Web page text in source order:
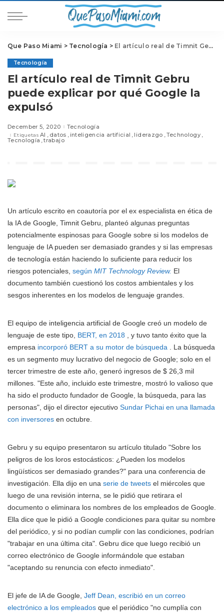
Que Paso Miami > Tecnología > El artículo real de Timnit Gebru puede explicar por qué Google la expulsó
Tecnología
El artículo real de Timnit Gebru
puede explicar por qué Google la
expulsó
December 5, 2020 Tecnología
Etiquetas AI datos inteligencia artificial liderazgo Technology
Tecnología trabajo
Un artículo escrito en coautoría por el ex especialista en ética de
la IA de Google, Timnit Gebru, planteó algunas preguntas
potencialmente espinosas para Google sobre si los modelos de
lenguaje de IA pueden ser demasiado grandes y si las empresas
de tecnología están haciendo lo suficiente para reducir los
riesgos potenciales, según MIT Technology Review. El
documento también cuestionó los costos ambientales y los
sesgos inherentes en los modelos de lenguaje grandes.
El equipo de inteligencia artificial de Google creó un modelo de
lenguaje de este tipo, BERT, en 2018 , y tuvo tanto éxito que la
empresa incorporó BERT a su motor de búsqueda . La búsqueda
es un segmento muy lucrativo del negocio de Google; solo en el
tercer trimestre de este año, generó ingresos de $ 26,3 mil
millones. "Este año, incluido este trimestre, mostró lo valioso que
ha sido el producto fundador de Google, la búsqueda, para las
personas", dijo el director ejecutivo Sundar Pichai en una llamada
con inversores en octubre.
Gebru y su equipo presentaron su artículo titulado "Sobre los
peligros de los loros estocásticos: ¿Pueden los modelos
lingüísticos ser demasiado grandes?" para una conferencia de
investigación. Ella dijo en una serie de tweets el miércoles que
luego de una revisión interna, se le pidió que retirara el
documento o eliminara los nombres de los empleados de Google.
Ella dice que le pidió a Google condiciones para quitar su nombre
del periódico, y si no podían cumplir con las condiciones, podrían
"trabajar en una última cita". Gebru dice que luego recibió un
correo electrónico de Google informándole que estaban
"aceptando su renuncia con efecto inmediato".
El jefe de IA de Google, Jeff Dean, escribió en un correo
electrónico a los empleados que el periódico "no cumplía con